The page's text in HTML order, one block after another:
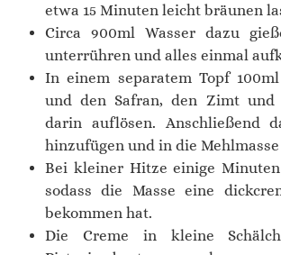
etwa 15 Minuten leicht bräunen
Circa 900ml Wasser dazu
unterrühren und alles einmal
In einem separatem Topf
und den Safran, den Zimt und
darin auflösen. Anschließend
hinzufügen und in die
Bei kleiner Hitze einige
sodass die Masse eine
bekommen hat.
Die Creme in kleine